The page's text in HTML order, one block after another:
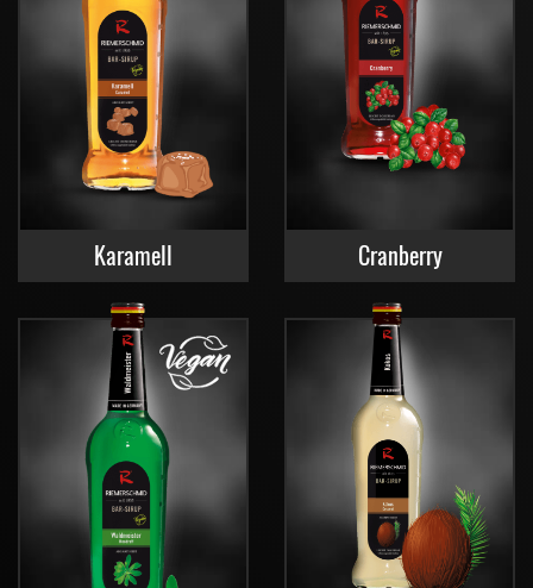
Karamell Cranberry